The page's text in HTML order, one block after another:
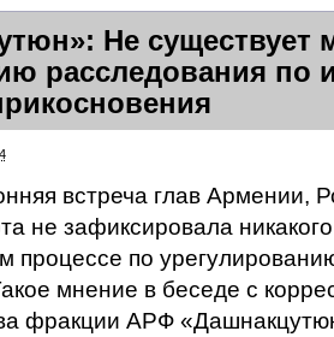
Не существует
расследования по
встреча глав Армении,
не зафиксировала
процессе по
мнение в беседе с
фракции АРФ